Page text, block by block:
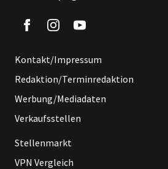
Kontakt/Impressum
Redaktion/Terminredaktion
Werbung/Mediadaten
Verkaufsstellen
Stellenmarkt
VPN Vergleich